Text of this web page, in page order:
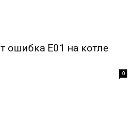
ошибка Е01 на котле
0